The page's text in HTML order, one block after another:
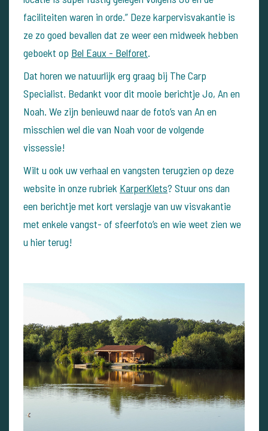
faciliteiten waren in orde.” Deze karpervisvakantie is
ze zo goed bevallen dat ze weer een midweek hebben
geboekt op Bel Eaux - Belforet.
Dat horen we natuurlijk erg graag bij The Carp
Specialist. Bedankt voor dit mooie berichtje Jo, An en
Noah. We zijn benieuwd naar de foto’s van An en
misschien wel die van Noah voor de volgende
vissessie!
Wilt u ook uw verhaal en vangsten terugzien op deze
website in onze rubriek KarperKlets? Stuur ons dan
een berichtje met kort verslagje van uw visvakantie
met enkele vangst- of sfeerfoto’s en wie weet zien we
u hier terug!